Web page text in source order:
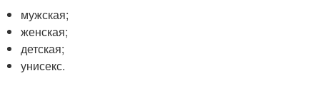
мужская;
женская;
детская;
унисекс.